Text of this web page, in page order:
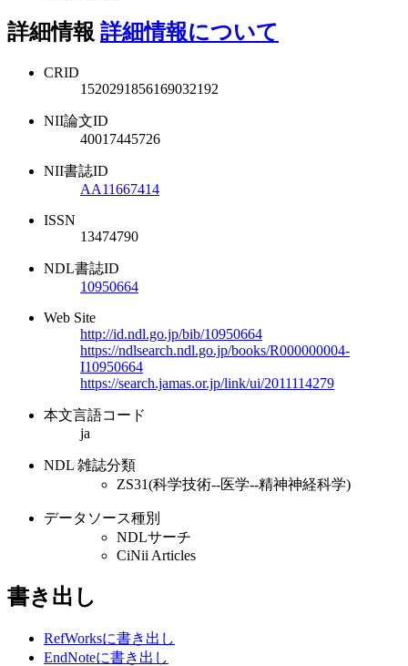
詳細情報 詳細情報について
CRID
1520291856169032192
NII論文ID
40017445726
NII書誌ID
AA11667414
ISSN
13474790
NDL書誌ID
10950664
Web Site
http://id.ndl.go.jp/bib/10950664
https://ndlsearch.ndl.go.jp/books/R000000004-
I10950664
https://search.jamas.or.jp/link/ui/2011114279
本文言語コード
ja
NDL 雑誌分類
ZS31(科学技術--医学--精神神経科学)
データソース種別
NDLサーチ
CiNii Articles
書き出し
RefWorksに書き出し
EndNoteに書き出し